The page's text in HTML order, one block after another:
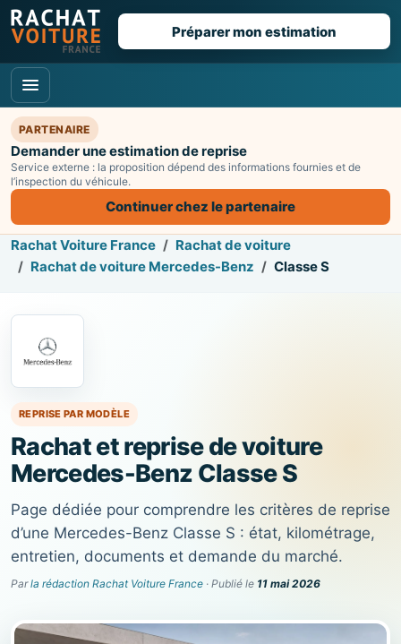
Préparer mon estimation
PARTENAIRE
Demander une estimation de reprise
Service externe : la proposition dépend des informations fournies et de
l’inspection du véhicule.
Continuer chez le partenaire
Rachat Voiture France
Rachat de voiture
Rachat de voiture Mercedes-Benz
Classe S
REPRISE PAR MODÈLE
Rachat et reprise de voiture
Mercedes-Benz Classe S
Page dédiée pour comprendre les critères de reprise
d’une Mercedes-Benz Classe S : état, kilométrage,
entretien, documents et demande du marché.
Parla rédaction Rachat Voiture France · Publié le 11 mai 2026